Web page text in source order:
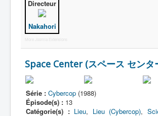
Directeur
Nakahori
More Joomla Extensions
Space Center (スペース センタ
Série : Cybercop (1988)
Épisode(s) : 13
Catégorie(s) : Lieu, Lieu (Cybercop),